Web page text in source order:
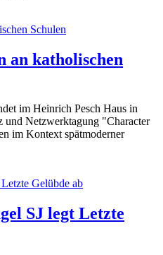
an katholischen
im Heinrich Pesch Haus in
und Netzwerktagung "Character
im Kontext spätmoderner
SJ legt Letzte